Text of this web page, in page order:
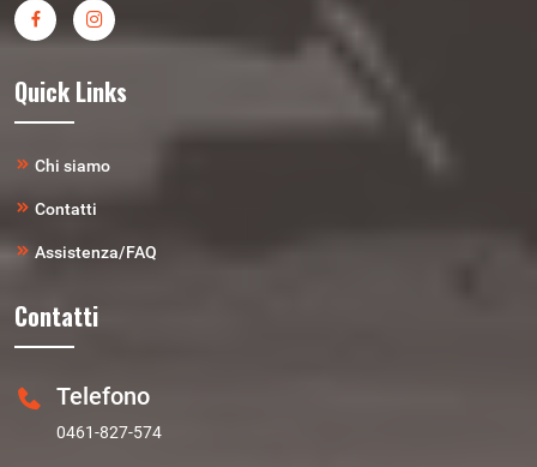
Quick Links
Chi siamo
Contatti
Assistenza/FAQ
Contatti
Telefono
0461-827-574